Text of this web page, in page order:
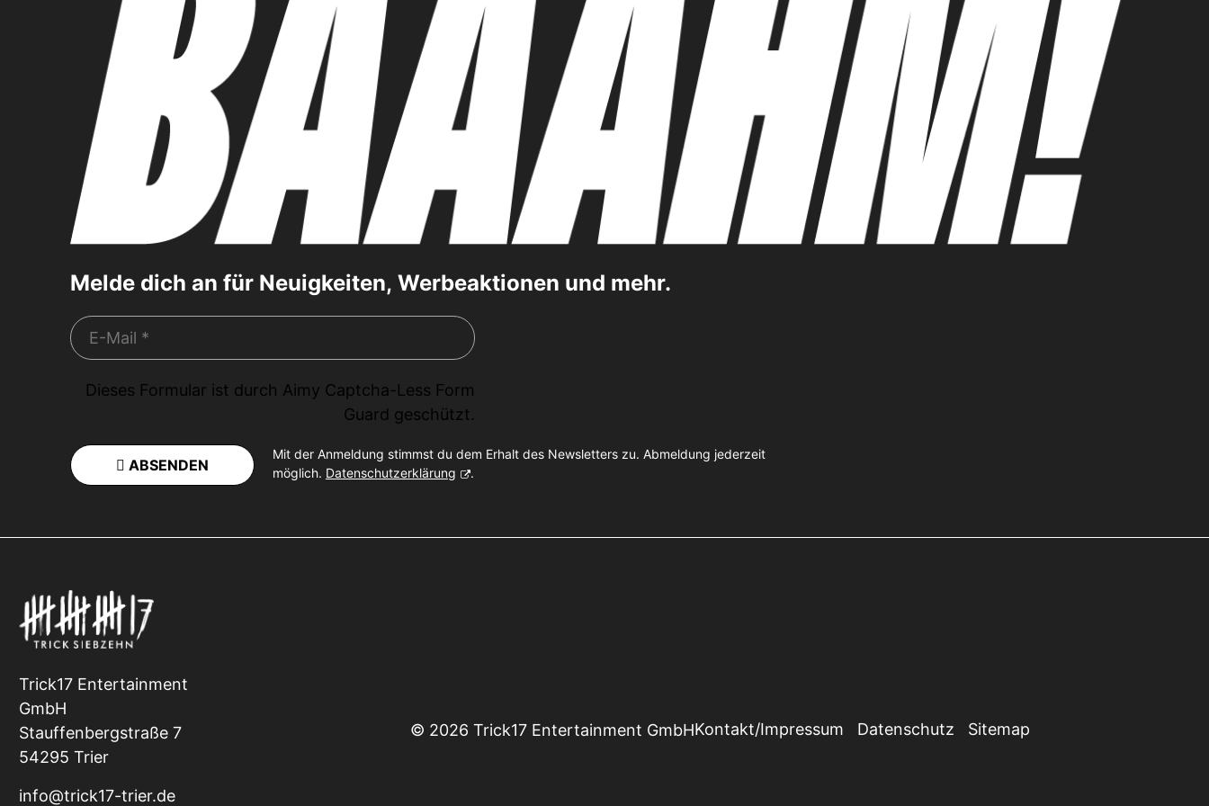
Melde dich an für Neuigkeiten, Werbeaktionen und mehr.
Dieses Formular ist durch Aimy Captcha-Less Form
Guard geschützt.
ABSENDEN
Mit der Anmeldung stimmst du dem Erhalt des Newsletters zu. Abmeldung jederzeit
möglich. Datenschutzerklärung .
Trick17 Entertainment
GmbH
Stauffenbergstraße 7
54295 Trier
info@trick17-trier.de
© 2026 Trick17 Entertainment GmbHKontakt/Impressum Datenschutz Sitemap